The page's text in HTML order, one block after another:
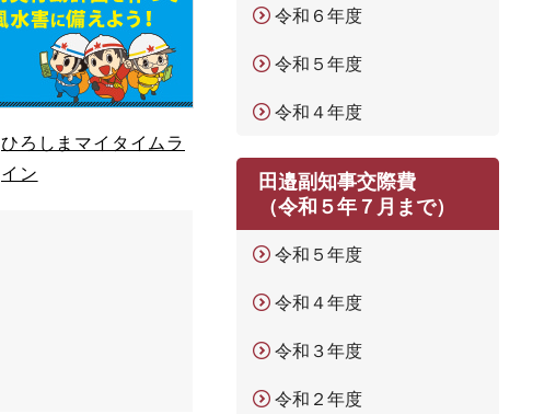
ひろしまマイタイムラ
イン
令和６年度
令和５年度
令和４年度
田邉副知事交際費
（令和５年７月まで）
令和５年度
令和４年度
令和３年度
令和２年度